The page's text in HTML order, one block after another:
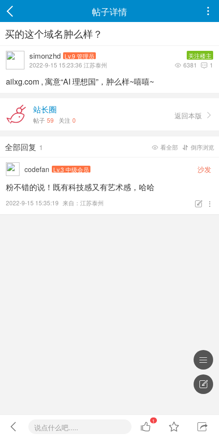
帖子详情 
买的这个域名肿么样？
simonzhd Lv.9 管理员
关注楼主
2022-9-15 15:23:36 江苏泰州
 1
 6381
ailxg.com , 寓意“AI 理想国”，肿么样~嘻嘻~
站长圈
帖子 59 关注 0 返回本版 
 倒序浏览
 看全部
全部回复 1
codefan Lv.3 中级会员 沙发
粉不错的说！既有科技感又有艺术感，哈哈
2022-9-15 15:35:19 来自：江苏泰州  
 说点什么吧..... 
1
 

